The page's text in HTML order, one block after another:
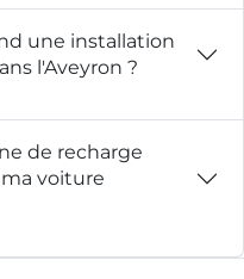
une installation
l'Aveyron ?
de recharge
voiture